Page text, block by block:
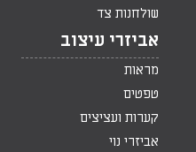
שולחנות צד
אביזרי עיצוב
מראות
טפטים
קערות ועציצים
אביזרי נוי